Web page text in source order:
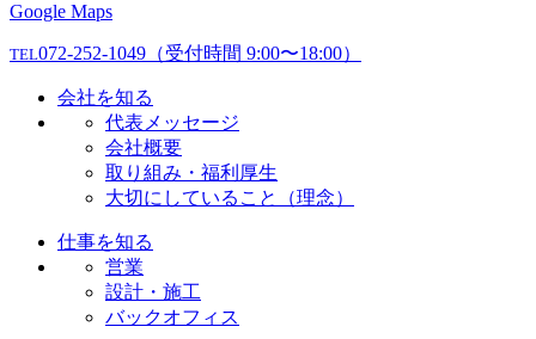
Google Maps
TEL072-252-1049 （受付時間 9:00〜18:00）
会社を知る
代表メッセージ
会社概要
取り組み・福利厚生
大切にしていること（理念）
仕事を知る
営業
設計・施工
バックオフィス